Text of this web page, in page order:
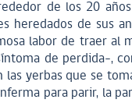
de los 20
heredados de sus
labor de traer al
de perdida–,
las yerbas que se
para parir, la